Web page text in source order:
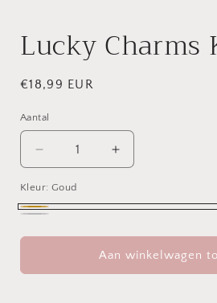
Lucky Charms
Normale
€18,99 EUR
Aantal
Aantal
Aantal
verlagen
voor
Lucky
Ketting
Aantal
verhogen
Lucky
Ketting
Kleur: Goud
Goud
Aan winkelwagen